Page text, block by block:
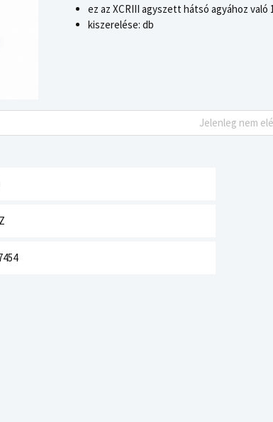
ez az XCRIII agyszett hátsó agyához
kiszerelése: db
Jelenleg nem